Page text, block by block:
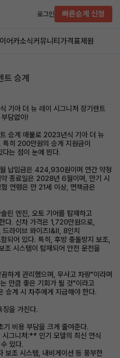
로그인 빠른승계 신청
이어카소식커뮤니티 가격표제원
트 승계
아 더 뉴 레이 시그니처 장기렌트
담없이!
승계 매물로 2023년식 기아 더 뉴
히 200만원의 승계 지원금이
는 점이 눈에 띈다.
납입금은 424,930원이며 연간 약정
종료일은 2028년 6월이며, 만기 시
연령은 만 21세 이상, 면책금은
린 엔진, 오토 기어를 탑재하고
다. 신차 가격은 1,720만원으로,
라이브 와이즈Ⅰ&Ⅱ, 8인치
되어 있다. 특히, 후방 충돌방지 보조,
조 시스템이 탑재되어 안전 운전을
하게 관리했으며, 무사고 차량"이라며
만큼 좋은 기회가 될 것"이라고
승계 시 차주에게 지급해야 한다.
징을 가진다.
비용 부담을 크게 줄여준다.
그니처:** 인기 모델의 최신 연식
있다.
조 시스템, 내비게이션 등 풍부한